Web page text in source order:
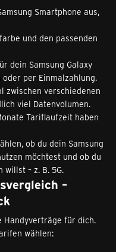
Smartphone aus,
und den passenden
dein Samsung Galaxy
per Einmalzahlung.
zwischen verschiedenen
viel Datenvolumen.
Tariflaufzeit haben
ob du dein Samsung
möchtest und ob du
– z. B. 5G.
–
Handyverträge für dich.
wählen: